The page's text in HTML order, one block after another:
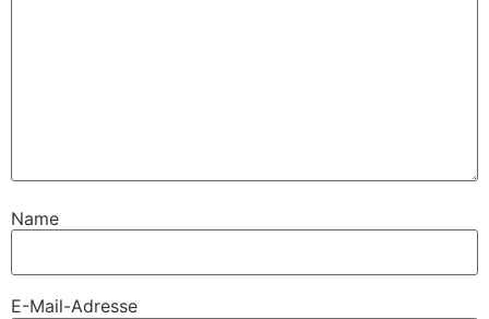
Name
E-Mail-Adresse